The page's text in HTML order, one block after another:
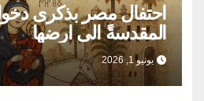
احتفال مصر بذكرى
المقدسةً الى ارضها
يونيو 1, 2026